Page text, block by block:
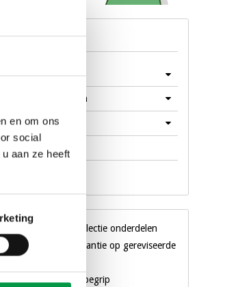
en om ons
social
aan ze heeft
Menu
Machines
Machine Onderdelen
Producten
Gigantische collectie onderdelen
3 maanden garantie op gereviseerde
Al 18 jaar een begrip